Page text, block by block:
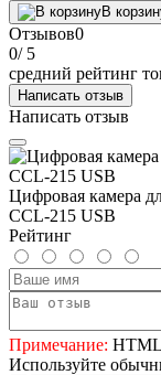
В
Отзывов0
0/ 5
средний рейтинг
Написать отзыв
Написать отзыв
Цифровая камера
CCL-215 USB
Рейтинг
Примечание: HTML
Используйте